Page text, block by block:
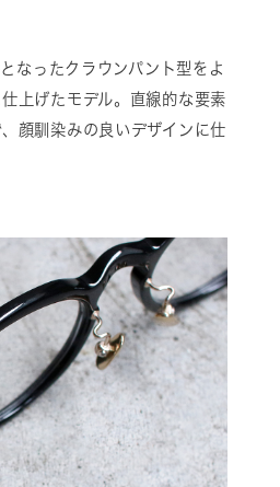
なったクラウンパント型をよ
上げたモデル。直線的な要素
顔馴染みの良いデザインに仕